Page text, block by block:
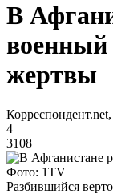
В
военный
жертвы
4
3108
Фото: 1TV
Разбившийся